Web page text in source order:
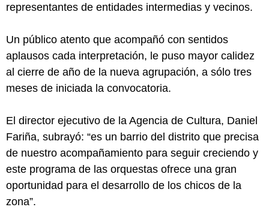
representantes de entidades intermedias y vecinos.
Un público atento que acompañó con sentidos
aplausos cada interpretación, le puso mayor calidez
al cierre de año de la nueva agrupación, a sólo tres
meses de iniciada la convocatoria.
El director ejecutivo de la Agencia de Cultura, Daniel
Fariña, subrayó: “es un barrio del distrito que precisa
de nuestro acompañamiento para seguir creciendo y
este programa de las orquestas ofrece una gran
oportunidad para el desarrollo de los chicos de la
zona”.